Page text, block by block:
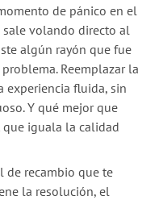
de pánico en el
volando directo al
algún rayón que fue
Reemplazar la
experiencia fluida, sin
Y qué mejor que
que iguala la calidad
de recambio que te
la resolución, el